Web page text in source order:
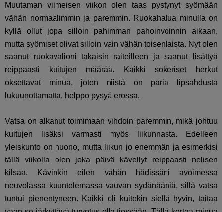
Muutaman viimeisen viikon olen taas pystynyt syömään
vähän normaalimmin ja paremmin. Ruokahalua minulla on
kyllä ollut jopa silloin pahimman pahoinvoinnin aikaan,
mutta syömiset olivat silloin vain vähän toisenlaista. Nyt olen
saanut ruokavalioni takaisin raiteilleen ja saanut lisättyä
reippaasti kuitujen määrää. Kaikki sokeriset herkut
oksettavat minua, joten niistä on paria lipsahdusta
lukuunottamatta, helppo pysyä erossa.
Vatsa on alkanut toimimaan vihdoin paremmin, mikä johtuu
kuitujen lisäksi varmasti myös liikunnasta. Edelleen
yleiskunto on huono, mutta liikun jo enemmän ja esimerkisi
tällä viikolla olen joka päivä kävellyt reippaasti nelisen
kilsaa. Kävinkin eilen vähän hädissäni avoimessa
neuvolassa kuuntelemassa vauvan sydänääniä, sillä vatsa
tuntui pienentyneen. Kaikki oli kuitekin siellä hyvin, taitaa